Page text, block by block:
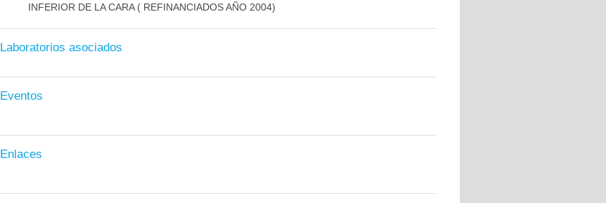
INFERIOR DE LA CARA ( REFINANCIADOS AÑO 2004)
Laboratorios asociados
Eventos
Enlaces